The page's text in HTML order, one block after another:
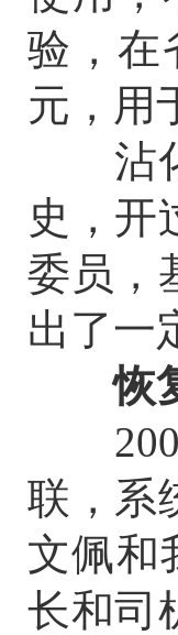
验，在
元，用
沾化
史，开
委员，
出了一
恢
2001
联，系
文佩和
长和司